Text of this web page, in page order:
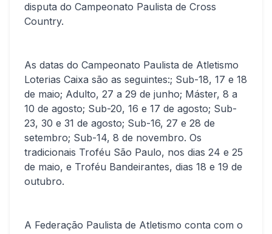
disputa do Campeonato Paulista de Cross
Country.
As datas do Campeonato Paulista de Atletismo
Loterias Caixa são as seguintes:; Sub-18, 17 e 18
de maio; Adulto, 27 a 29 de junho; Máster, 8 a
10 de agosto; Sub-20, 16 e 17 de agosto; Sub-
23, 30 e 31 de agosto; Sub-16, 27 e 28 de
setembro; Sub-14, 8 de novembro. Os
tradicionais Troféu São Paulo, nos dias 24 e 25
de maio, e Troféu Bandeirantes, dias 18 e 19 de
outubro.
A Federação Paulista de Atletismo conta com o